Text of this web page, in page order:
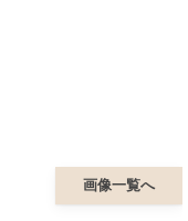
画像一覧へ